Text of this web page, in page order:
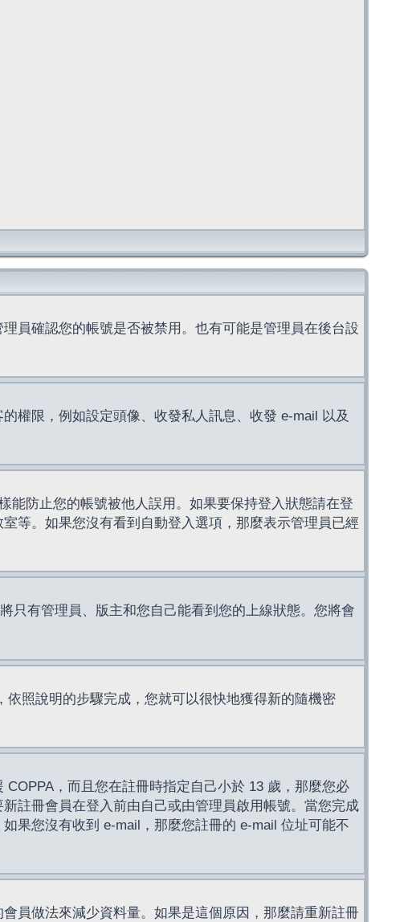
員確認您的帳號是否被禁用。也有可能是管理員在後台設
權限，例如設定頭像、收發私人訊息、收發 e-mail 以及
能防止您的帳號被他人誤用。如果要保持登入狀態請在登
等。如果您沒有看到自動登入選項，那麼表示管理員已經
將只有管理員、版主和您自己能看到您的上線狀態。您將會
依照說明的步驟完成，您就可以很快地獲得新的隨機密
，而且您在註冊時指定自己小於 13 歲，那麼您必
註冊會員在登入前由自己或由管理員啟用帳號。當您完成
果您沒有收到 e-mail，那麼您註冊的 e-mail 位址可能不
員做法來減少資料量。如果是這個原因，那麼請重新註冊